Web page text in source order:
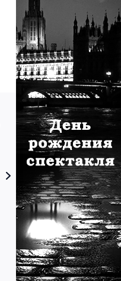
Сурганова и
Оркестр
02.11.2026 19:00
МТС Live Холл
Нижний Новгород